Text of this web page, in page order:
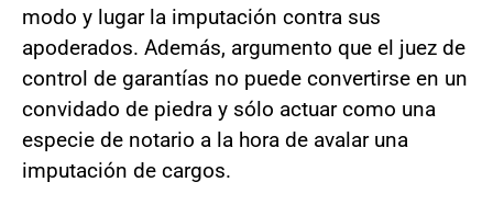
modo y lugar la imputación contra sus
apoderados. Además, argumento que el juez de
control de garantías no puede convertirse en un
convidado de piedra y sólo actuar como una
especie de notario a la hora de avalar una
imputación de cargos.